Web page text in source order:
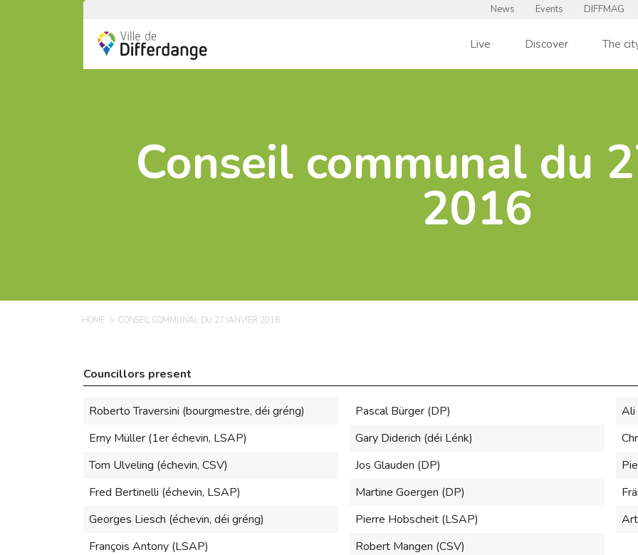
News Events DIFFMAG
Live Discover The
Conseil communal du
2016
HOME CONSEIL COMMUNAL DU 27 JANVIER 2016
Councillors present
Roberto Traversini (bourgmestre, déi gréng)
Erny Müller (1er échevin, LSAP)
Tom Ulveling (échevin, CSV)
Fred Bertinelli (échevin, LSAP)
Georges Liesch (échevin, déi gréng)
François Antony (LSAP)
Pascal Bürger (DP)
Gary Diderich (déi Lénk)
Jos Glauden (DP)
Martine Goergen (DP)
Pierre Hobscheit (LSAP)
Robert Mangen (CSV)
Ali